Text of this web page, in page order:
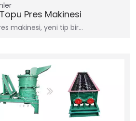
Pres Makinesi
makinesi, yeni tip bir…